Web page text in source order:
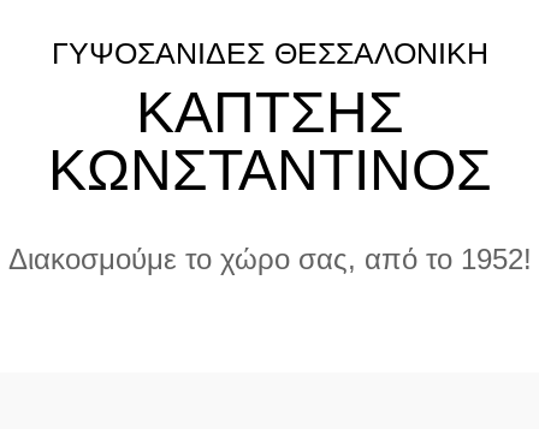
ΓΥΨΟΣΑΝΙΔΕΣ ΘΕΣΣΑΛΟΝΙΚΗ
ΚΑΠΤΣΗΣ
ΚΩΝΣΤΑΝΤΙΝΟΣ
Διακοσμούμε το χώρο σας, από το 1952!